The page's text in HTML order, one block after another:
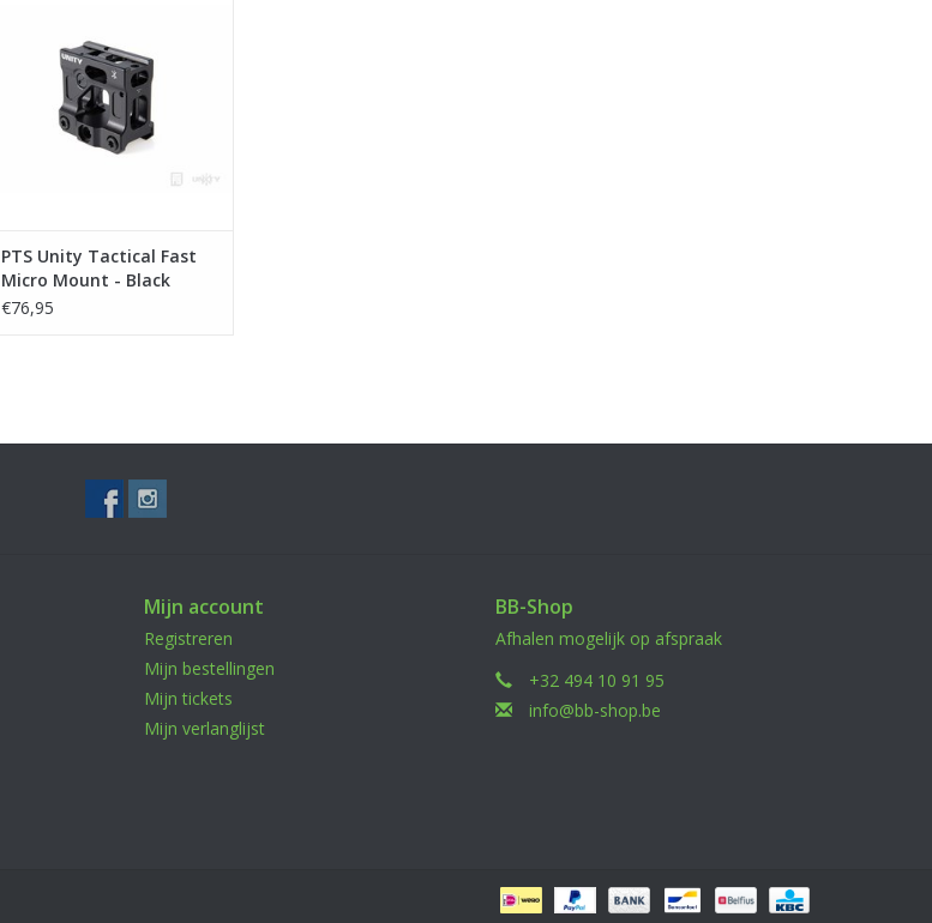
TOEVOEGEN AAN WINKELWAGEN
PTS Unity Tactical Fast
Micro Mount - Black
€76,95
Mijn account
Registreren
Mijn bestellingen
Mijn tickets
Mijn verlanglijst
BB-Shop
Afhalen mogelijk op afspraak
+32 494 10 91 95
info@bb-shop.be